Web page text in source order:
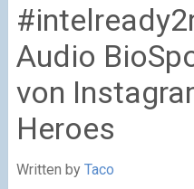
Audio
von
Heroes
Written by Taco